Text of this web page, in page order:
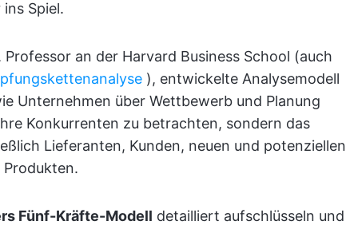
Spiel.
, Professor an der Harvard Business School (auch
), entwickelte Analysemodell
Unternehmen über Wettbewerb und Planung
Konkurrenten zu betrachten, sondern das
Lieferanten, Kunden, neuen und potenziellen
Fünf-Kräfte-Modell detailliert aufschlüsseln und